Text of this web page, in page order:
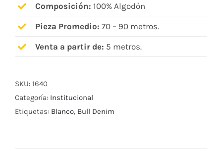
Composición: 100% Algodón
Pieza Promedio: 70 – 90 metros.
Venta a partir de: 5 metros.
SKU: 1640
Categoría: Institucional
Etiquetas: Blanco, Bull Denim